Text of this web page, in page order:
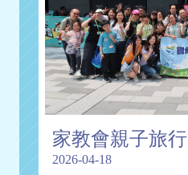
家教會親子旅行
2026-04-18